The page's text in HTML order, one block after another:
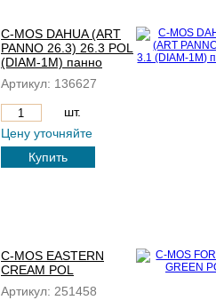
C-MOS DAHUA (ART
PANNO 26.3) 26.3 POL
(DIAM-1M) панно
Артикул: 136627
шт.
Цену уточняйте
Купить
C-MOS EASTERN
CREAM POL
Артикул: 251458